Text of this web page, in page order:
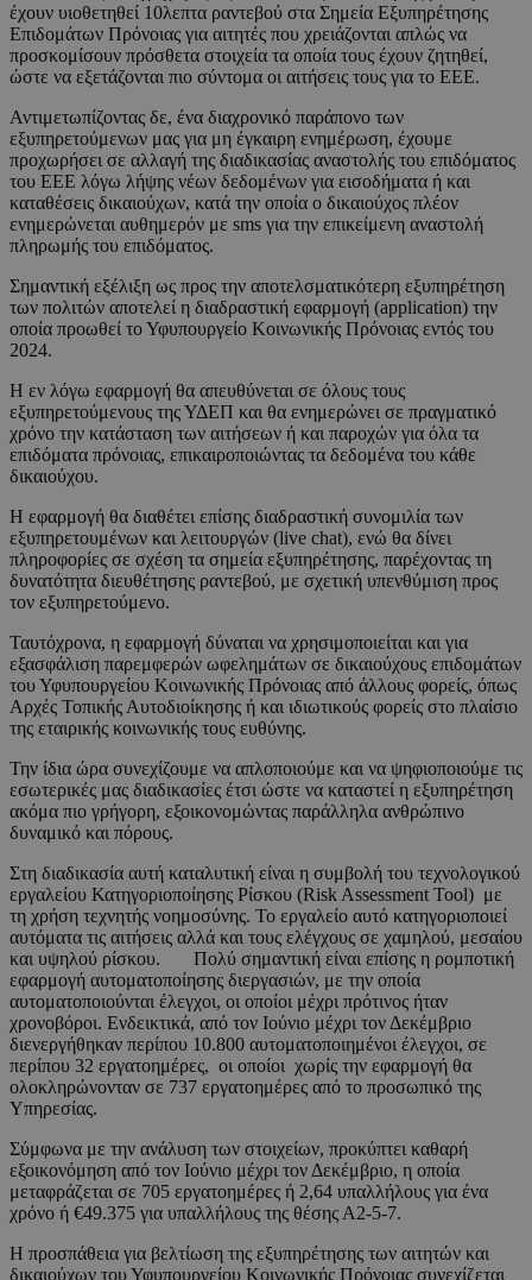
έχουν υιοθετηθεί 10λεπτα ραντεβού στα Σημεία Εξυπηρέτησης
Επιδομάτων Πρόνοιας για αιτητές που χρειάζονται απλώς να
προσκομίσουν πρόσθετα στοιχεία τα οποία τους έχουν ζητηθεί,
ώστε να εξετάζονται πιο σύντομα οι αιτήσεις τους για το ΕΕΕ.
Αντιμετωπίζοντας δε, ένα διαχρονικό παράπονο των
εξυπηρετούμενων μας για μη έγκαιρη ενημέρωση, έχουμε
προχωρήσει σε αλλαγή της διαδικασίας αναστολής του επιδόματος
του ΕΕΕ λόγω λήψης νέων δεδομένων για εισοδήματα ή και
καταθέσεις δικαιούχων, κατά την οποία ο δικαιούχος πλέον
ενημερώνεται αυθημερόν με sms για την επικείμενη αναστολή
πληρωμής του επιδόματος.
Σημαντική εξέλιξη ως προς την αποτελσματικότερη εξυπηρέτηση
των πολιτών αποτελεί η διαδραστική εφαρμογή (application) την
οποία προωθεί το Υφυπουργείο Κοινωνικής Πρόνοιας εντός του
2024.
Η εν λόγω εφαρμογή θα απευθύνεται σε όλους τους
εξυπηρετούμενους της ΥΔΕΠ και θα ενημερώνει σε πραγματικό
χρόνο την κατάσταση των αιτήσεων ή και παροχών για όλα τα
επιδόματα πρόνοιας, επικαιροποιώντας τα δεδομένα του κάθε
δικαιούχου.
Η εφαρμογή θα διαθέτει επίσης διαδραστική συνομιλία των
εξυπηρετουμένων και λειτουργών (live chat), ενώ θα δίνει
πληροφορίες σε σχέση τα σημεία εξυπηρέτησης, παρέχοντας τη
δυνατότητα διευθέτησης ραντεβού, με σχετική υπενθύμιση προς
τον εξυπηρετούμενο.
Ταυτόχρονα, η εφαρμογή δύναται να χρησιμοποιείται και για
εξασφάλιση παρεμφερών ωφελημάτων σε δικαιούχους επιδομάτων
του Υφυπουργείου Κοινωνικής Πρόνοιας από άλλους φορείς, όπως
Αρχές Τοπικής Αυτοδιοίκησης ή και ιδιωτικούς φορείς στο πλαίσιο
της εταιρικής κοινωνικής τους ευθύνης.
Την ίδια ώρα συνεχίζουμε να απλοποιούμε και να ψηφιοποιούμε τις
εσωτερικές μας διαδικασίες έτσι ώστε να καταστεί η εξυπηρέτηση
ακόμα πιο γρήγορη, εξοικονομώντας παράλληλα ανθρώπινο
δυναμικό και πόρους.
Στη διαδικασία αυτή καταλυτική είναι η συμβολή του τεχνολογικού
εργαλείου Κατηγοριοποίησης Ρίσκου (Risk Assessment Tool) με
τη χρήση τεχνητής νοημοσύνης. Το εργαλείο αυτό κατηγοριοποιεί
αυτόματα τις αιτήσεις αλλά και τους ελέγχους σε χαμηλού, μεσαίου
και υψηλού ρίσκου. Πολύ σημαντική είναι επίσης η ρομποτική
εφαρμογή αυτοματοποίησης διεργασιών, με την οποία
αυτοματοποιούνται έλεγχοι, οι οποίοι μέχρι πρότινος ήταν
χρονοβόροι. Ενδεικτικά, από τον Ιούνιο μέχρι τον Δεκέμβριο
διενεργήθηκαν περίπου 10.800 αυτοματοποιημένοι έλεγχοι, σε
περίπου 32 εργατοημέρες, οι οποίοι χωρίς την εφαρμογή θα
ολοκληρώνονταν σε 737 εργατοημέρες από το προσωπικό της
Υπηρεσίας.
Σύμφωνα με την ανάλυση των στοιχείων, προκύπτει καθαρή
εξοικονόμηση από τον Ιούνιο μέχρι τον Δεκέμβριο, η οποία
μεταφράζεται σε 705 εργατοημέρες ή 2,64 υπαλλήλους για ένα
χρόνο ή €49.375 για υπαλλήλους της θέσης Α2-5-7.
Η προσπάθεια για βελτίωση της εξυπηρέτησης των αιτητών και
δικαιούχων του Υφυπουργείου Κοινωνικής Πρόνοιας συνεχίζεται